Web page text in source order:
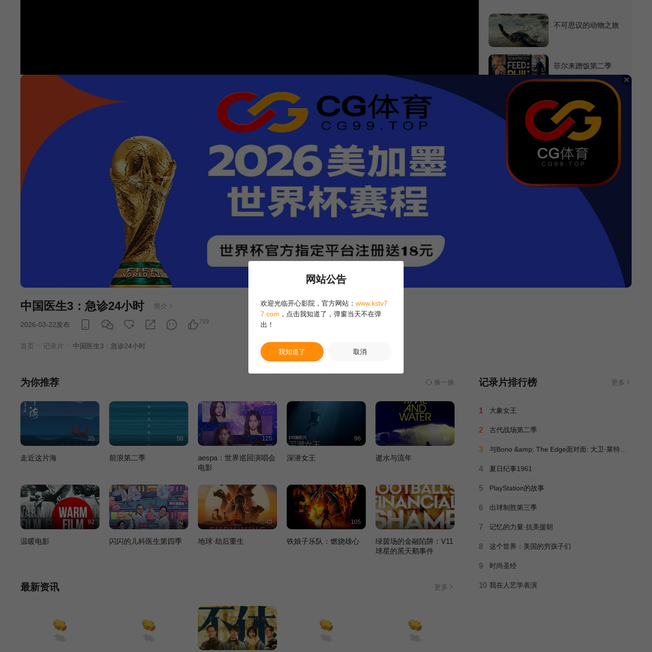
简介
中国医生3：急诊24小时
2026-03-22发布 759
首页 记录片 中国医生3：急诊24小时
第11集
46
不可思议的动物之旅
60
菲尔来蹭饭第二季
恐怖片中的1000名女
性
50
SEVENTEEN: Our C
hapter
闹鬼的房子
经典唱片系列：约翰·
队
44
100
为你推荐 换一换
35
走近这片海
50
前浪第二季
125
aespa：世界巡回演唱会
电影
96
深潜女王
90
逝水与流年
92
温暖电影
50
闪闪的儿科医生第四季
40
地球·劫后重生
105
铁娘子乐队：燃烧雄心
94
绿茵场的金融陷阱：V11
球星的黑天鹅事件
最新资讯 更多
记录片排行榜 更多
1 大象女王
2 古代战场第二季
3 与Bono &amp; The Edge面对面: 大卫·莱特曼回归都柏林
4 夏日纪事1961
5 PlayStation的故事
6 出球制胜第三季
7 记忆的力量·抗美援朝
8 这个世界：美国的穷孩子们
9 时尚圣经
10 我在人艺学表演
网站公告
欢迎光临开心影院，官方网站： www.kstv7
7.com ，点击我知道了，弹窗当天不在弹
出！
我知道了 取消